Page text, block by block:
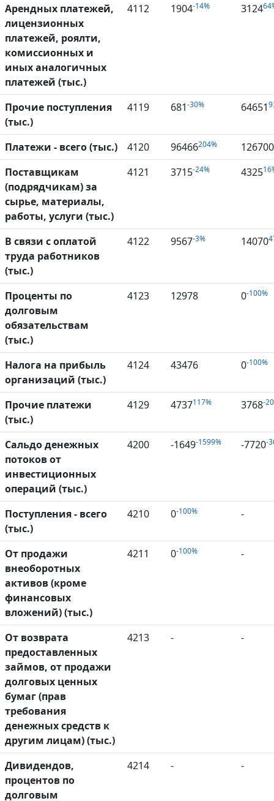
Арендных платежей,
лицензионных
платежей, роялти,
комиссионных и
иных аналогичных
платежей (тыс.)
4112 1904-14% 3124
Прочие поступления
(тыс.)
4119 681-30% 64651
Платежи - всего (тыс.) 4120 96466204%
126700
Поставщикам
(подрядчикам) за
сырье, материалы,
работы, услуги (тыс.)
4121 3715-24% 4325
В связи с оплатой
труда работников
(тыс.)
4122 9567-3% 14070
Проценты по
долговым
обязательствам
(тыс.)
4123 12978 0-100%
Налога на прибыль
организаций (тыс.)
4124 43476 0-100%
Прочие платежи
(тыс.)
4129 4737117% 3768-
Сальдо денежных
потоков от
инвестиционных
операций (тыс.)
4200 -1649-1599% -7720-
Поступления - всего
(тыс.)
4210 0-100% -
От продажи
внеоборотных
активов (кроме
финансовых
вложений) (тыс.)
4211 0-100% -
От возврата
предоставленных
займов, от продажи
долговых ценных
бумаг (прав
требования
денежных средств к
другим лицам) (тыс.)
4213 - -
Дивидендов,
процентов по
долговым
4214 - -